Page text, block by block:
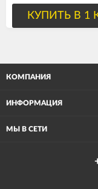
КУПИТЬ В 1
КОМПАНИЯ
ИНФОРМАЦИЯ
МЫ В СЕТИ